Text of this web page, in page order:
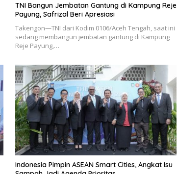
TNI Bangun Jembatan Gantung di Kampung Reje
Payung, Safrizal Beri Apresiasi
Takengon—TNI dari Kodim 0106/Aceh Tengah, saat ini
sedang membangun jembatan gantung di Kampung
Reje Payung,…
Indonesia Pimpin ASEAN Smart Cities, Angkat Isu